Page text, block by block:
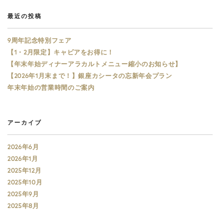
最近の投稿
9周年記念特別フェア
【1・2月限定】キャビアをお得に！
【年末年始ディナーアラカルトメニュー縮小のお知らせ】
【2026年1月末まで！】銀座カシータの忘新年会プラン
年末年始の営業時間のご案内
アーカイブ
2026年6月
2026年1月
2025年12月
2025年10月
2025年9月
2025年8月